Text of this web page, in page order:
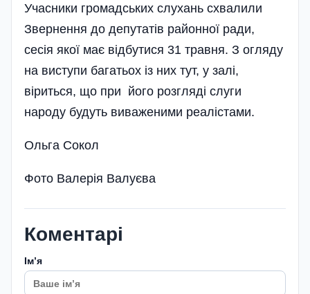
Учасники громадських слухань схвалили
Звернення до депутатів районної ради,
сесія якої має відбутися 31 травня. З огляду
на виступи багатьох із них тут, у залі,
віриться, що при його розгляді слуги
народу будуть виваженими реалістами.
Ольга Сокол
Фото Валерія Валуєва
Коментарі
Імʼя